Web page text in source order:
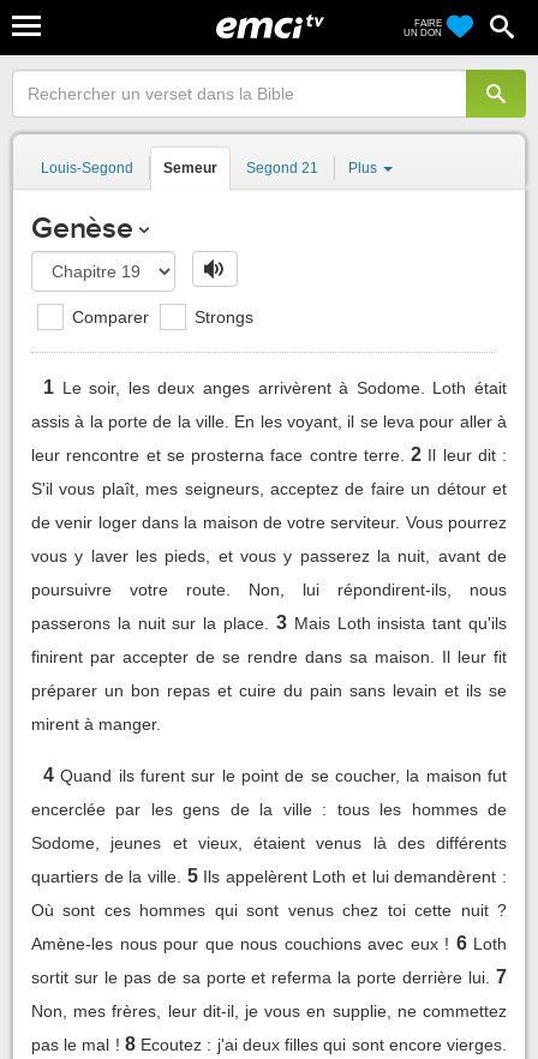
FAIRE
UN DON
Louis-Segond Semeur Segond 21 Plus
Genèse
Comparer Strongs
1 Le soir, les deux anges arrivèrent à Sodome. Loth était
assis à la porte de la ville. En les voyant, il se leva pour aller à
leur rencontre et se prosterna face contre terre. 2 Il leur dit :
S'il vous plaît, mes seigneurs, acceptez de faire un détour et
de venir loger dans la maison de votre serviteur. Vous pourrez
vous y laver les pieds, et vous y passerez la nuit, avant de
poursuivre votre route. Non, lui répondirent-ils, nous
passerons la nuit sur la place.
3 Mais Loth insista tant qu'ils
finirent par accepter de se rendre dans sa maison. Il leur fit
préparer un bon repas et cuire du pain sans levain et ils se
mirent à manger.
4 Quand ils furent sur le point de se coucher, la maison fut
encerclée par les gens de la ville : tous les hommes de
Sodome, jeunes et vieux, étaient venus là des différents
quartiers de la ville. 5 Ils appelèrent Loth et lui demandèrent :
Où sont ces hommes qui sont venus chez toi cette nuit ?
Amène-les nous pour que nous couchions avec eux ! 6 Loth
sortit sur le pas de sa porte et referma la porte derrière lui. 7
Non, mes frères, leur dit-il, je vous en supplie, ne commettez
pas le mal ! 8 Ecoutez : j'ai deux filles qui sont encore vierges.